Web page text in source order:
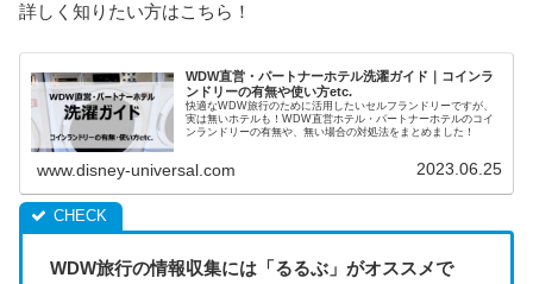
詳しく知りたい方はこちら！
WDW直営・パートナーホテル洗濯ガイド｜コインラ
ンドリーの有無や使い方etc.
快適なWDW旅行のために活用したいセルフランドリーですが、
実は無いホテルも！WDW直営ホテル・パートナーホテルのコイ
ンランドリーの有無や、無い場合の対処法をまとめました！
www.disney-universal.com 2023.06.25
WDW旅行の情報収集には「るるぶ」がオススメで